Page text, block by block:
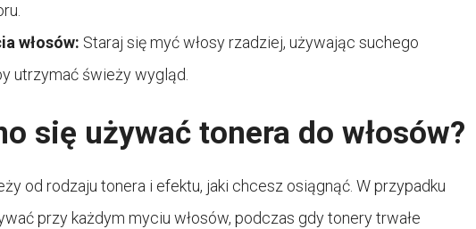
włosów: Staraj się myć włosy rzadziej, używając suchego
utrzymać świeży wygląd.
się używać tonera do włosów?
od rodzaju tonera i efektu, jaki chcesz osiągnąć. W przypadku
przy każdym myciu włosów, podczas gdy tonery trwałe